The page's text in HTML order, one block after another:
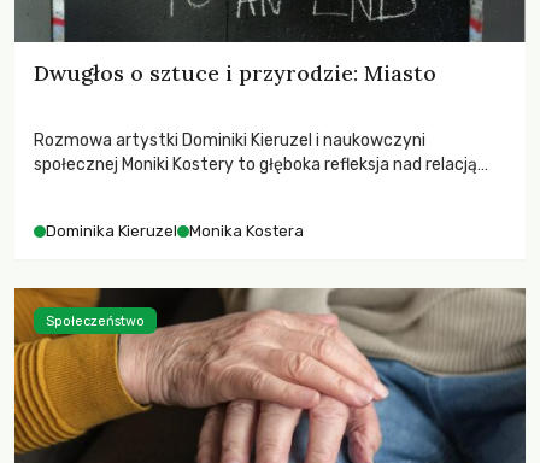
Dwugłos o sztuce i przyrodzie: Miasto
Rozmowa artystki Dominiki Kieruzel i naukowczyni
społecznej Moniki Kostery to głęboka refleksja nad relacją
Dominika Kieruzel Monika Kostera
Społeczeństwo